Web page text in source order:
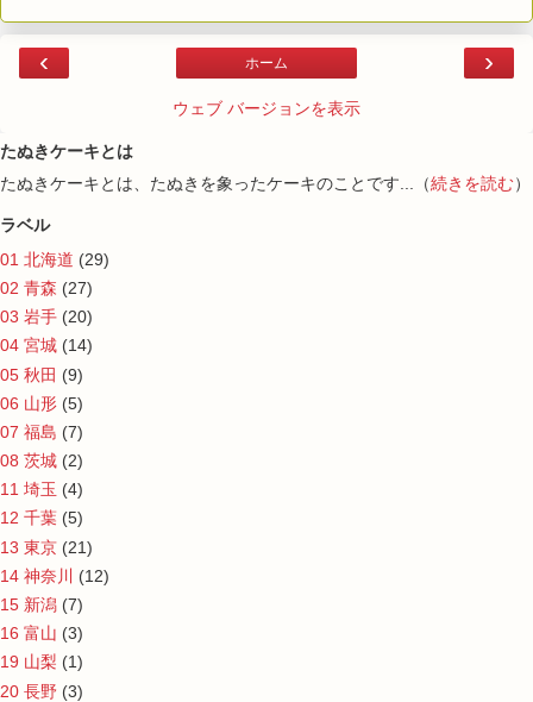
‹ ›
ホーム
ウェブ バージョンを表示
たぬきケーキとは
たぬきケーキとは、たぬきを象ったケーキのことです...（続きを読む）
ラベル
01 北海道 (29)
02 青森 (27)
03 岩手 (20)
04 宮城 (14)
05 秋田 (9)
06 山形 (5)
07 福島 (7)
08 茨城 (2)
11 埼玉 (4)
12 千葉 (5)
13 東京 (21)
14 神奈川
(12)
15 新潟 (7)
16 富山 (3)
19 山梨 (1)
20 長野 (3)